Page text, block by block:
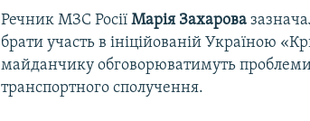
Речник МЗС РосіїМарія Захарова
брати участь в ініційованій Україною
майданчику обговорюватимуть проблеми
транспортного сполучення.